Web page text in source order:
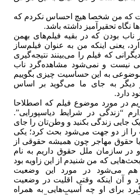
که من شخصا هیچ احساس نکردم که
نگاه تحقیرآمیز داشته باشد.
ناب بودن که در بقیه فیلم‌های بهمن
یعنی اینکه من به عنوان فیلم‌ساز
که فیلم را می‌بینند نتیجه‌گیری
نیست و نمی‌شود مشاهده‌گرد ناب
موضوعی به این حساسیت چیزی بگوییم
دیگر به جای ما می‌گوید بر اساس
دارد.
در مورد موضوع فیلم که اصطلاحا
“زندگی در شرایط دیاسپورایی”.
جایی زندگی بکنید و وطن‌تان را جای
را از دو جهت می‌شود بحث کرد؛ یکی
حقوق مهاجر چون همیشه حقوقی از
سازمان ملل حقوق داریم به نام
که من شنیدم از این زاویه بود
هم می‌شود در مورد این وضعیت
و آن اینکه وقتی اقلیت در وضعیت
برای او چه آسیب‌هایی به همراه